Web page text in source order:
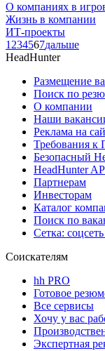
О компаниях в
Жизнь в компании
ИТ-проекты
1 234567дальше
HeadHunter
Размещение
Поиск по
О компании
Наши
Реклама на
Требования к
Безопасный
HeadHunter
Партнерам
Инвесторам
Каталог
Поиск по
Сетка:
Соискателям
hh PRO
Готовое
Все сервисы
Хочу у вас
Экспертная